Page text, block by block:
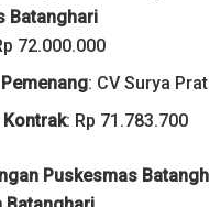
Batanghari
72.000.000
: CV Surya
: Rp 71.783.700
Puskesmas